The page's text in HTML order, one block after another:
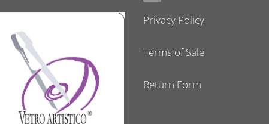
Privacy Policy
Terms of Sale
Return Form